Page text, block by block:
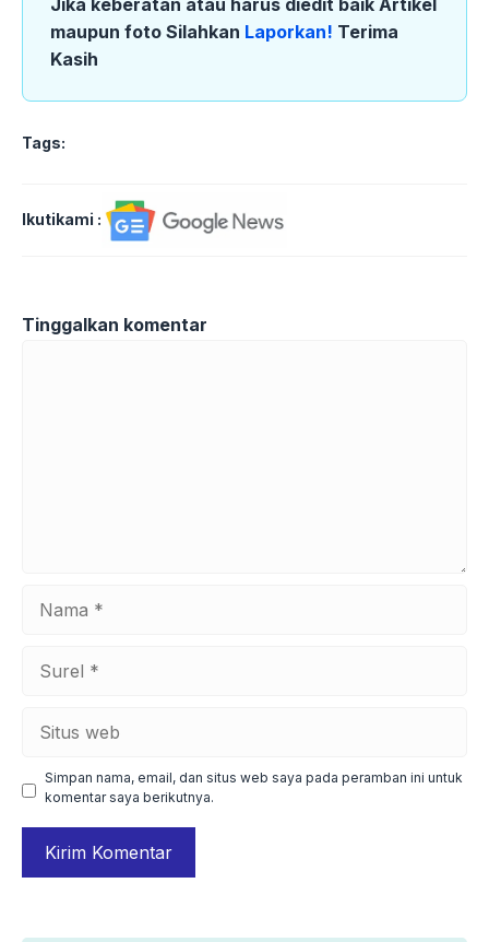
Jika keberatan atau harus diedit baik Artikel
maupun foto Silahkan Laporkan! Terima
Kasih
Tags:
Ikutikami :
Tinggalkan komentar
web
Simpan nama, email, dan situs web saya pada peramban ini untuk
komentar saya berikutnya.